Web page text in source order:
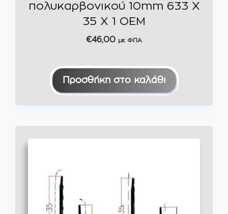
πολυκαρβονικού 10mm 633 X
35 X 1 ΟΕΜ
€46,00 με ΦΠΑ
Προσθήκη στο καλάθι